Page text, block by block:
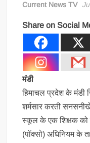
Current News TV
Share on Social
मंडी
हिमाचल प्रदेश के मंडी
शर्मसार करती
स्कूल के एक शिक्षक को
(पॉक्सो) अधिनियम के